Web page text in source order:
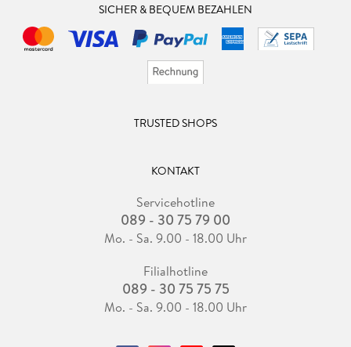
SICHER & BEQUEM BEZAHLEN
TRUSTED SHOPS
KONTAKT
Servicehotline
089 - 30 75 79 00
Mo. - Sa. 9.00 - 18.00 Uhr
Filialhotline
089 - 30 75 75 75
Mo. - Sa. 9.00 - 18.00 Uhr